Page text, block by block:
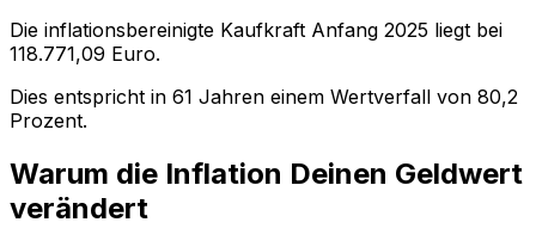
Die inflationsbereinigte Kaufkraft Anfang 2025 liegt bei
118.771,09 Euro.
Dies entspricht in 61 Jahren einem Wertverfall von 80,2
Prozent.
Warum die Inflation Deinen Geldwert
verändert